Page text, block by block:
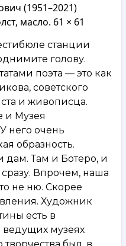
(1951–2021)
масло. 61 × 61
станции
голову.
поэта — это как
советского
и живописца.
и Музея
него очень
образность.
Там и Ботеро, и
Впрочем, наша
не ню. Скорее
Художник
есть в
ведущих музеях
был, в